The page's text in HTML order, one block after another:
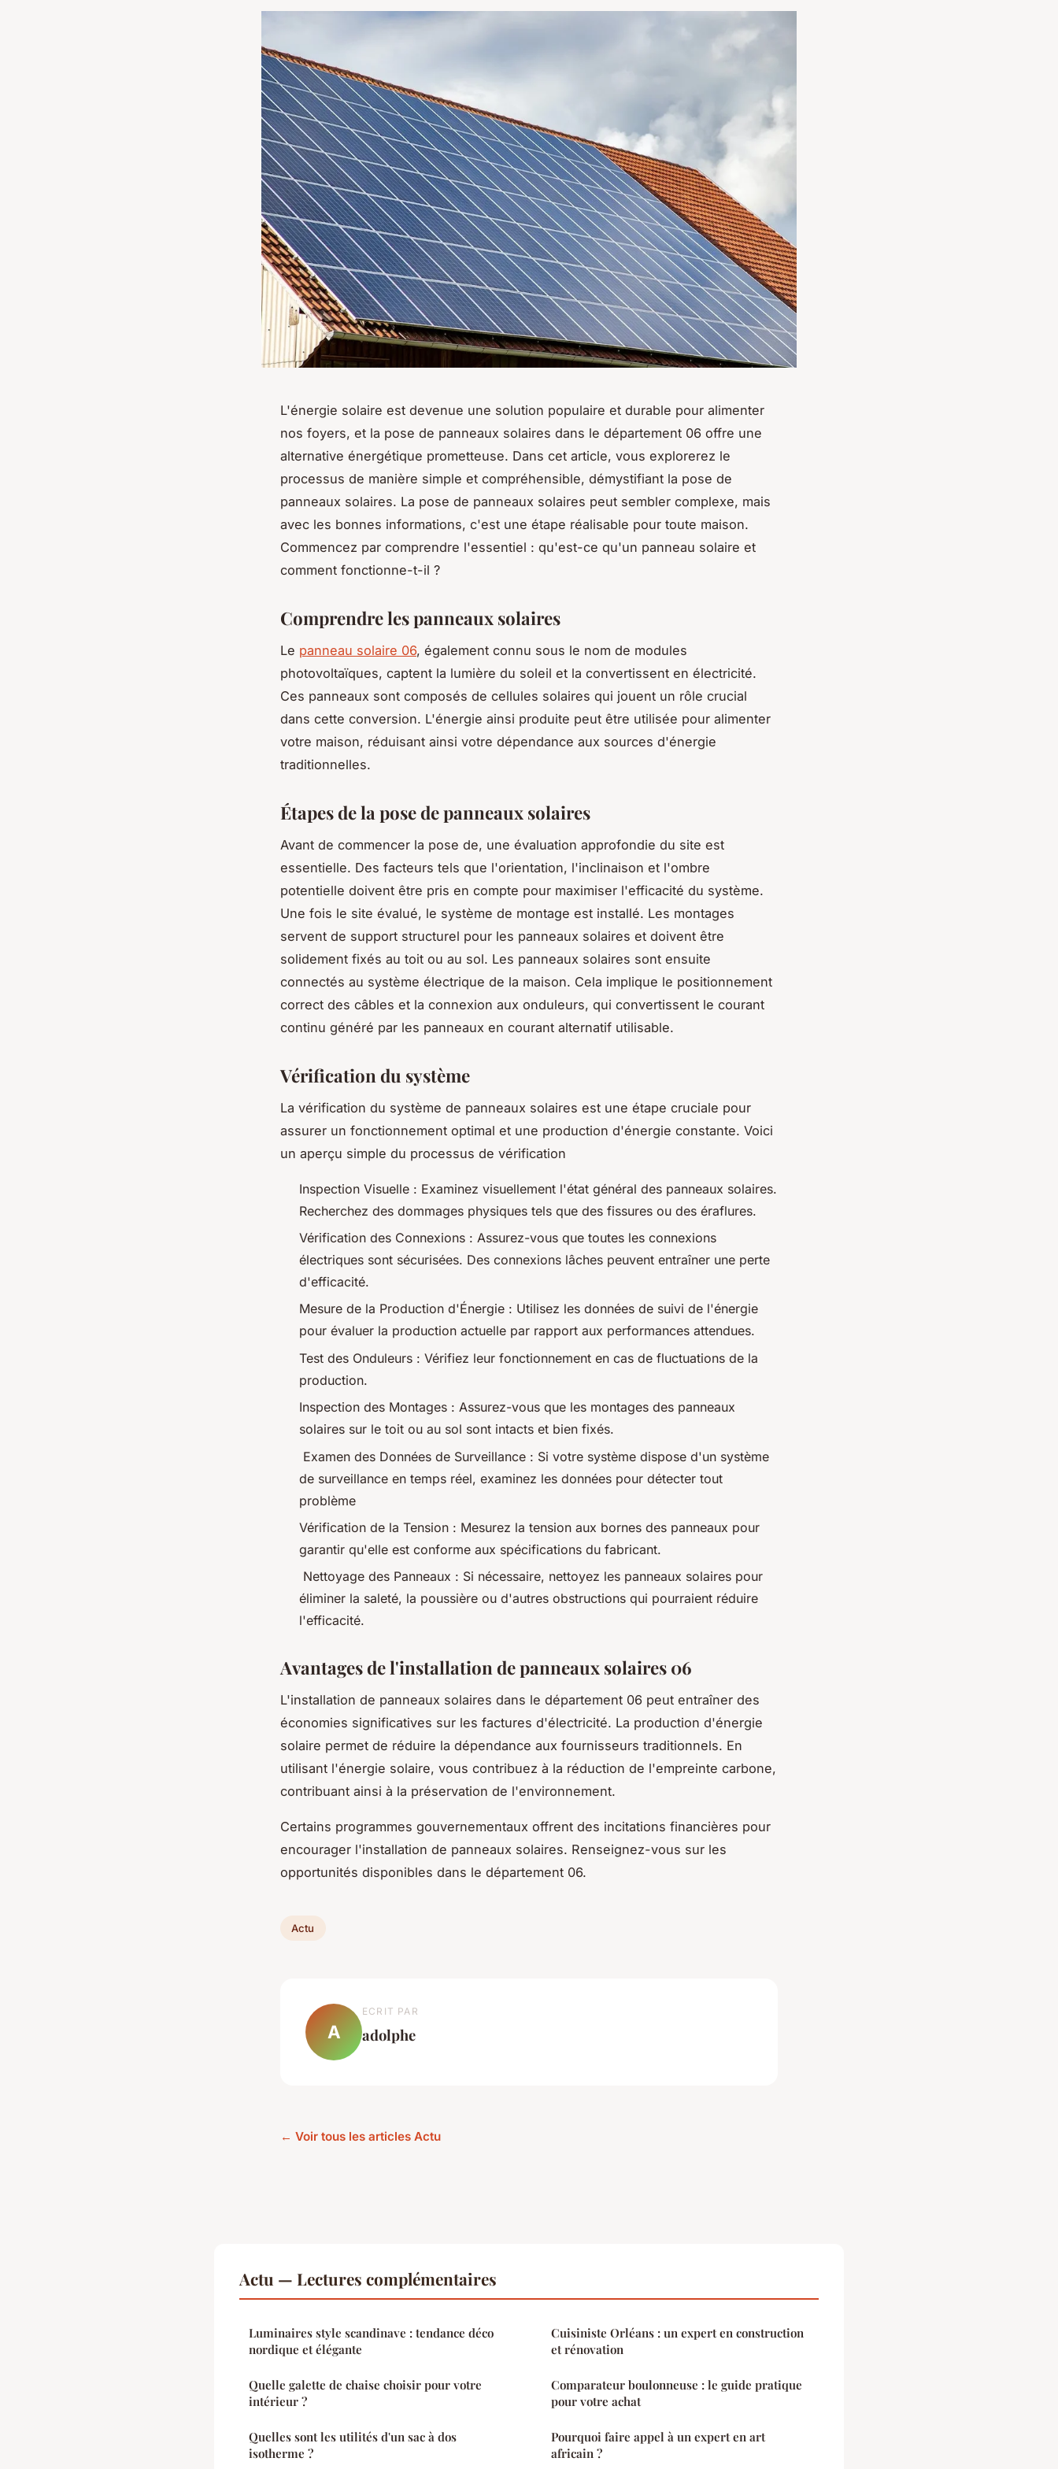
L'énergie solaire est devenue une solution populaire et durable pour alimenter
nos foyers, et la pose de panneaux solaires dans le département 06 offre une
alternative énergétique prometteuse. Dans cet article, vous explorerez le
processus de manière simple et compréhensible, démystifiant la pose de
panneaux solaires. La pose de panneaux solaires peut sembler complexe, mais
avec les bonnes informations, c'est une étape réalisable pour toute maison.
Commencez par comprendre l'essentiel : qu'est-ce qu'un panneau solaire et
comment fonctionne-t-il ?
Comprendre les panneaux solaires
Le panneau solaire 06, également connu sous le nom de modules
photovoltaïques, captent la lumière du soleil et la convertissent en électricité.
Ces panneaux sont composés de cellules solaires qui jouent un rôle crucial
dans cette conversion. L'énergie ainsi produite peut être utilisée pour alimenter
votre maison, réduisant ainsi votre dépendance aux sources d'énergie
traditionnelles.
Étapes de la pose de panneaux solaires
Avant de commencer la pose de, une évaluation approfondie du site est
essentielle. Des facteurs tels que l'orientation, l'inclinaison et l'ombre
potentielle doivent être pris en compte pour maximiser l'efficacité du système.
Une fois le site évalué, le système de montage est installé. Les montages
servent de support structurel pour les panneaux solaires et doivent être
solidement fixés au toit ou au sol. Les panneaux solaires sont ensuite
connectés au système électrique de la maison. Cela implique le positionnement
correct des câbles et la connexion aux onduleurs, qui convertissent le courant
continu généré par les panneaux en courant alternatif utilisable.
Vérification du système
La vérification du système de panneaux solaires est une étape cruciale pour
assurer un fonctionnement optimal et une production d'énergie constante. Voici
un aperçu simple du processus de vérification
Inspection Visuelle : Examinez visuellement l'état général des panneaux solaires.
Recherchez des dommages physiques tels que des fissures ou des éraflures.
Vérification des Connexions : Assurez-vous que toutes les connexions
électriques sont sécurisées. Des connexions lâches peuvent entraîner une perte
d'efficacité.
Mesure de la Production d'Énergie : Utilisez les données de suivi de l'énergie
pour évaluer la production actuelle par rapport aux performances attendues.
Test des Onduleurs : Vérifiez leur fonctionnement en cas de fluctuations de la
production.
Inspection des Montages : Assurez-vous que les montages des panneaux
solaires sur le toit ou au sol sont intacts et bien fixés.
Examen des Données de Surveillance : Si votre système dispose d'un système
de surveillance en temps réel, examinez les données pour détecter tout
problème
Vérification de la Tension : Mesurez la tension aux bornes des panneaux pour
garantir qu'elle est conforme aux spécifications du fabricant.
Nettoyage des Panneaux : Si nécessaire, nettoyez les panneaux solaires pour
éliminer la saleté, la poussière ou d'autres obstructions qui pourraient réduire
l'efficacité.
Avantages de l'installation de panneaux solaires 06
L'installation de panneaux solaires dans le département 06 peut entraîner des
économies significatives sur les factures d'électricité. La production d'énergie
solaire permet de réduire la dépendance aux fournisseurs traditionnels. En
utilisant l'énergie solaire, vous contribuez à la réduction de l'empreinte carbone,
contribuant ainsi à la préservation de l'environnement.
Certains programmes gouvernementaux offrent des incitations financières pour
encourager l'installation de panneaux solaires. Renseignez-vous sur les
opportunités disponibles dans le département 06.
Actu
A
ECRIT PAR
adolphe
← Voir tous les articles Actu
Actu — Lectures complémentaires
Luminaires style scandinave : tendance déco
nordique et élégante
Quelle galette de chaise choisir pour votre
intérieur ?
Quelles sont les utilités d'un sac à dos
isotherme ?
Cuisiniste Orléans : un expert en construction
et rénovation
Comparateur boulonneuse : le guide pratique
pour votre achat
Pourquoi faire appel à un expert en art
africain ?